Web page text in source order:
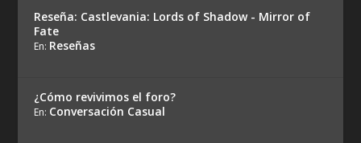
Reseña: Castlevania: Lords of Shadow - Mirror of
Fate
En: Reseñas
¿Cómo revivimos el foro?
En: Conversación Casual